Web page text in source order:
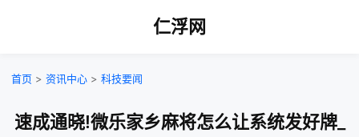
仁浮网
首页 > 资讯中心 > 科技要闻
速成通晓!微乐家乡麻将怎么让系统发好牌_